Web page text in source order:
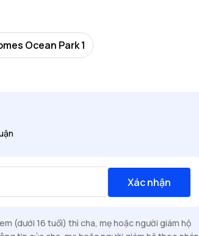
Ocean Park 1
Xác nhận
(dưới 16 tuổi) thì cha, mẹ hoặc người giám hộ